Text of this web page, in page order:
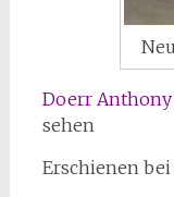
Doerr Anthony
sehen
Erschienen bei